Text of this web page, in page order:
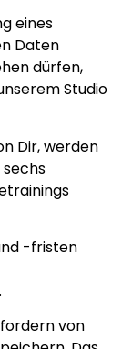
eines
Daten
dürfen,
Studio
Dir, werden
-fristen
von